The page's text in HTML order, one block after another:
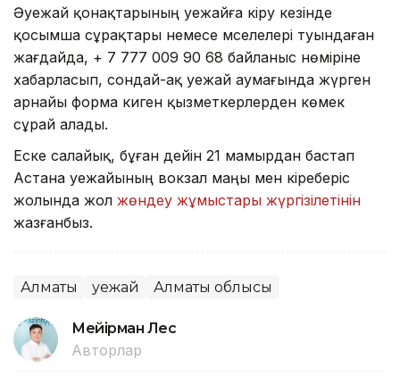
Әуежай қонақтарының әуежайға кіру кезінде
қосымша сұрақтары немесе мәселелері туындаған
жағдайда, + 7 777 009 90 68 байланыс нөміріне
хабарласып, сондай-ақ әуежай аумағында жүрген
арнайы форма киген қызметкерлерден көмек
сұрай алады.
Еске салайық, бұған дейін 21 мамырдан бастап
Астана әуежайының вокзал маңы мен кіреберіс
жолында жол жөндеу жұмыстары жүргізілетінін
жазғанбыз.
Алматы Әуежай Алматы облысы
Мейірман Лес
Авторлар